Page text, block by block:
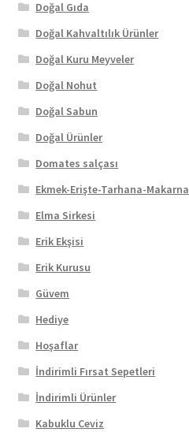
Doğal Gıda
Doğal Kahvaltılık Ürünler
Doğal Kuru Meyveler
Doğal Nohut
Doğal Sabun
Doğal Ürünler
Domates salçası
Ekmek-Erişte-Tarhana-Makarna
Elma Sirkesi
Erik Ekşisi
Erik Kurusu
Güvem
Hediye
Hoşaflar
İndirimli Fırsat Sepetleri
İndirimli Ürünler
Kabuklu Ceviz